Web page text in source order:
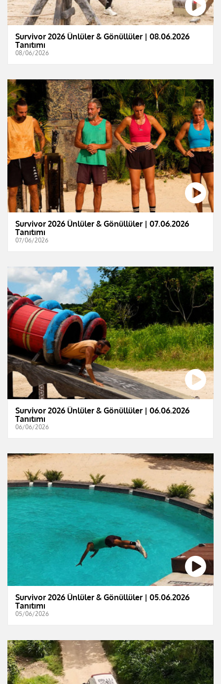
Survivor 2026 Ünlüler & Gönüllüler | 08.06.2026
Tanıtımı
08/06/2026
Survivor 2026 Ünlüler & Gönüllüler | 07.06.2026
Tanıtımı
07/06/2026
Survivor 2026 Ünlüler & Gönüllüler | 06.06.2026
Tanıtımı
06/06/2026
Survivor 2026 Ünlüler & Gönüllüler | 05.06.2026
Tanıtımı
05/06/2026